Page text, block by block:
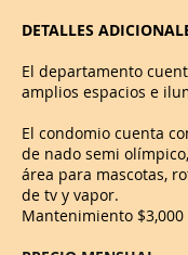
DETALLES
El departamento
amplios espacios e
El condomio cuenta
de nado semi
área para mascotas,
de tv y vapor.
Mantenimiento $3,000